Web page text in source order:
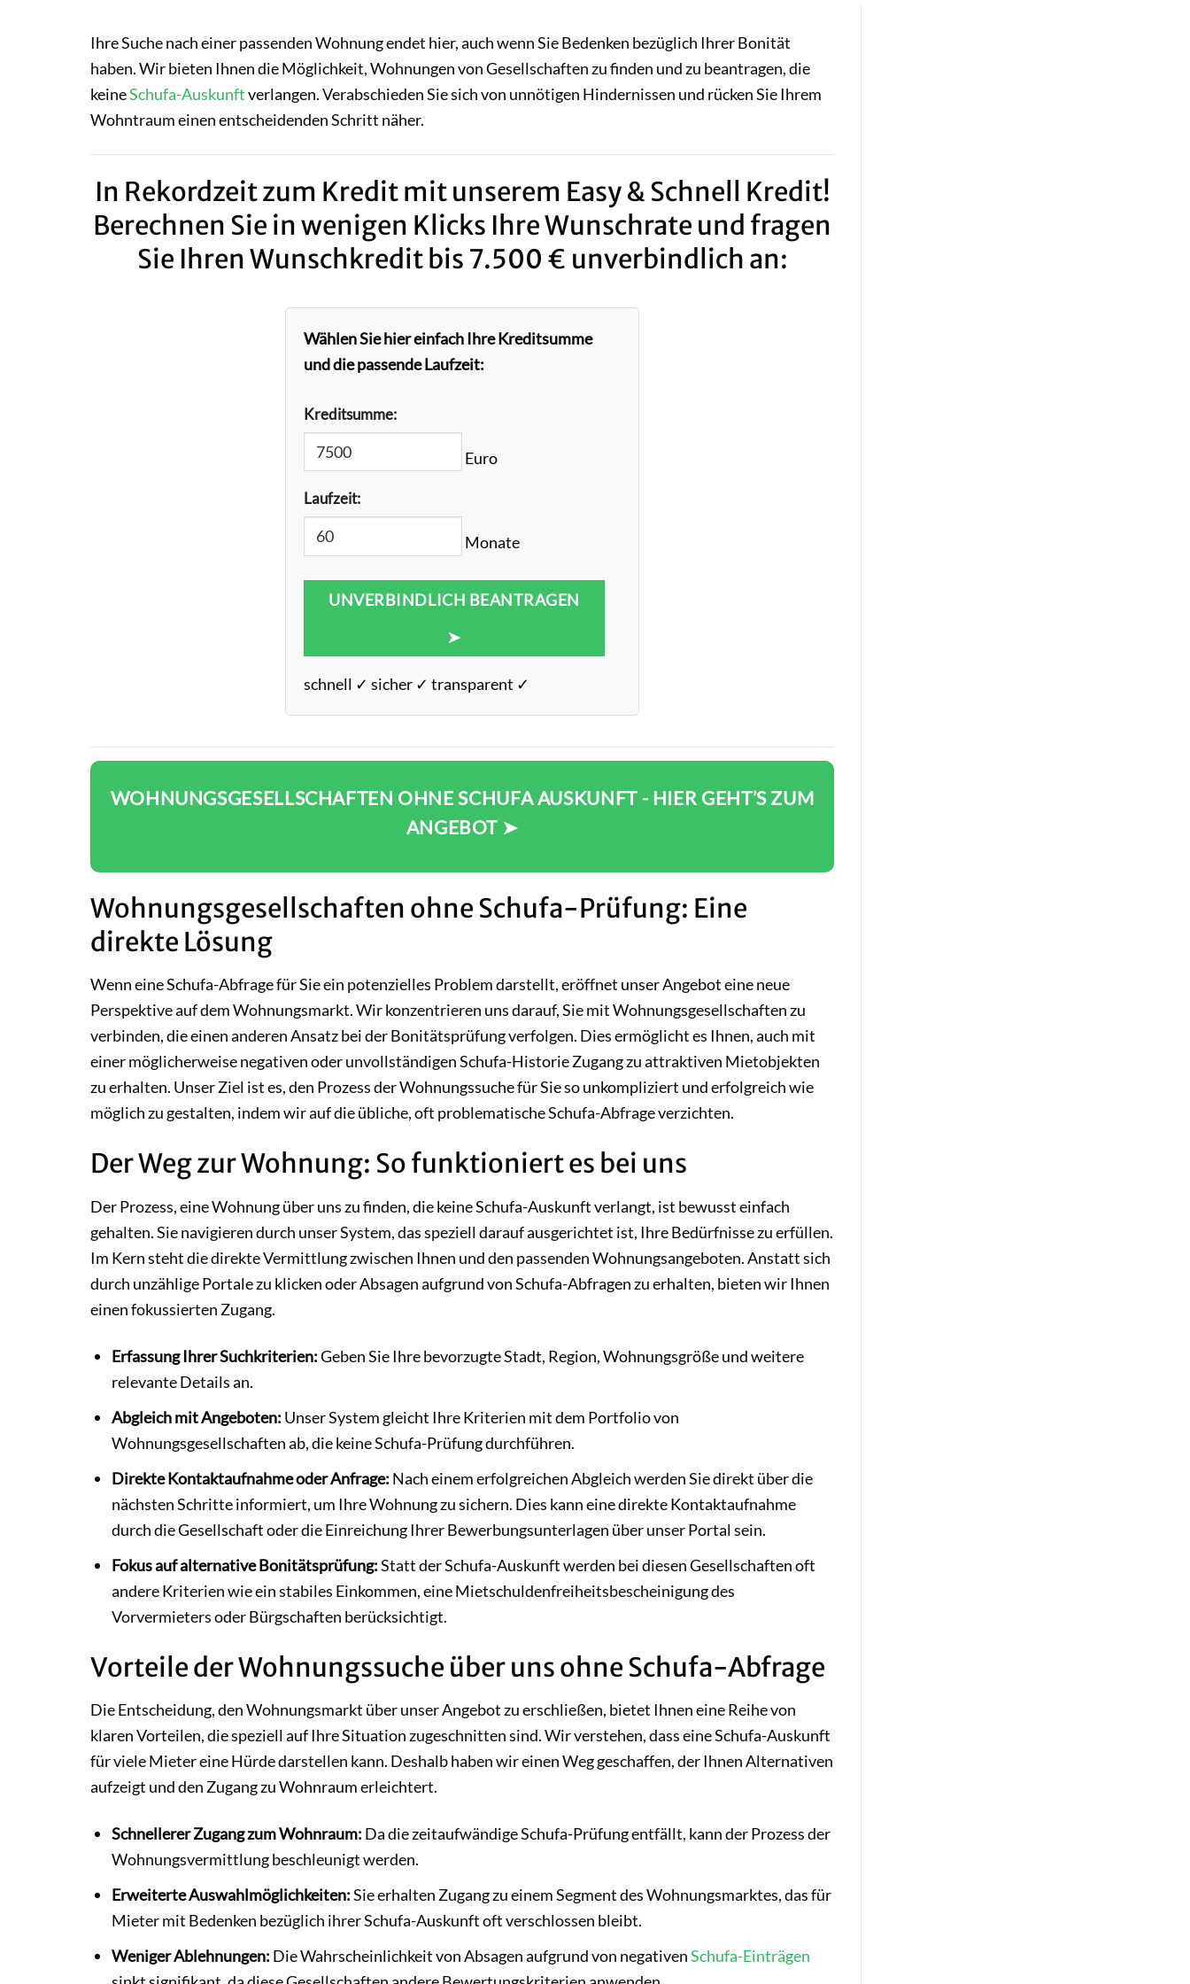
Ihre Suche nach einer passenden Wohnung endet hier, auch wenn Sie Bedenken bezüglich Ihrer Bonität
haben. Wir bieten Ihnen die Möglichkeit, Wohnungen von Gesellschaften zu finden und zu beantragen, die
keineSchufa-Auskunftverlangen. Verabschieden Sie sich von unnötigen Hindernissen und rücken Sie Ihrem
Wohntraum einen entscheidenden Schritt näher.
In Rekordzeit zum Kredit mit unserem Easy & Schnell Kredit!
Berechnen Sie in wenigen Klicks Ihre Wunschrate und fragen
Sie Ihren Wunschkredit bis 7.500 € unverbindlich an:
Wählen Sie hier einfach Ihre Kreditsumme
und die passende Laufzeit:
Kreditsumme:
Euro
Laufzeit:
Monate
UNVERBINDLICH BEANTRAGEN
➤
schnell ✓ sicher ✓ transparent ✓
WOHNUNGSGESELLSCHAFTEN OHNE SCHUFA AUSKUNFT - HIER GEHT’S ZUM
ANGEBOT ➤
Wohnungsgesellschaften ohne Schufa-Prüfung: Eine
direkte Lösung
Wenn eine Schufa-Abfrage für Sie ein potenzielles Problem darstellt, eröffnet unser Angebot eine neue
Perspektive auf dem Wohnungsmarkt. Wir konzentrieren uns darauf, Sie mit Wohnungsgesellschaften zu
verbinden, die einen anderen Ansatz bei der Bonitätsprüfung verfolgen. Dies ermöglicht es Ihnen, auch mit
einer möglicherweise negativen oder unvollständigen Schufa-Historie Zugang zu attraktiven Mietobjekten
zu erhalten. Unser Ziel ist es, den Prozess der Wohnungssuche für Sie so unkompliziert und erfolgreich wie
möglich zu gestalten, indem wir auf die übliche, oft problematische Schufa-Abfrage verzichten.
Der Weg zur Wohnung: So funktioniert es bei uns
Der Prozess, eine Wohnung über uns zu finden, die keine Schufa-Auskunft verlangt, ist bewusst einfach
gehalten. Sie navigieren durch unser System, das speziell darauf ausgerichtet ist, Ihre Bedürfnisse zu erfüllen.
Im Kern steht die direkte Vermittlung zwischen Ihnen und den passenden Wohnungsangeboten. Anstatt sich
durch unzählige Portale zu klicken oder Absagen aufgrund von Schufa-Abfragen zu erhalten, bieten wir Ihnen
einen fokussierten Zugang.
Erfassung Ihrer Suchkriterien:Geben Sie Ihre bevorzugte Stadt, Region, Wohnungsgröße und weitere
relevante Details an.
Abgleich mit Angeboten: Unser System gleicht Ihre Kriterien mit dem Portfolio von
Wohnungsgesellschaften ab, die keine Schufa-Prüfung durchführen.
Direkte Kontaktaufnahme oder Anfrage: Nach einem erfolgreichen Abgleich werden Sie direkt über die
nächsten Schritte informiert, um Ihre Wohnung zu sichern. Dies kann eine direkte Kontaktaufnahme
durch die Gesellschaft oder die Einreichung Ihrer Bewerbungsunterlagen über unser Portal sein.
Fokus auf alternative Bonitätsprüfung:Statt der Schufa-Auskunft werden bei diesen Gesellschaften oft
andere Kriterien wie ein stabiles Einkommen, eine Mietschuldenfreiheitsbescheinigung des
Vorvermieters oder Bürgschaften berücksichtigt.
Vorteile der Wohnungssuche über uns ohne Schufa-Abfrage
Die Entscheidung, den Wohnungsmarkt über unser Angebot zu erschließen, bietet Ihnen eine Reihe von
klaren Vorteilen, die speziell auf Ihre Situation zugeschnitten sind. Wir verstehen, dass eine Schufa-Auskunft
für viele Mieter eine Hürde darstellen kann. Deshalb haben wir einen Weg geschaffen, der Ihnen Alternativen
aufzeigt und den Zugang zu Wohnraum erleichtert.
Schnellerer Zugang zum Wohnraum: Da die zeitaufwändige Schufa-Prüfung entfällt, kann der Prozess der
Wohnungsvermittlung beschleunigt werden.
Erweiterte Auswahlmöglichkeiten:Sie erhalten Zugang zu einem Segment des Wohnungsmarktes, das für
Mieter mit Bedenken bezüglich ihrer Schufa-Auskunft oft verschlossen bleibt.
Weniger Ablehnungen: Die Wahrscheinlichkeit von Absagen aufgrund von negativenSchufa-Einträgen